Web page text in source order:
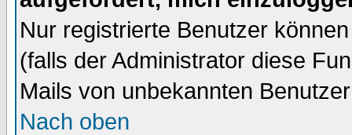
Nur registrierte Benutzer
(falls der Administrator diese
Mails von unbekannten
Nach oben